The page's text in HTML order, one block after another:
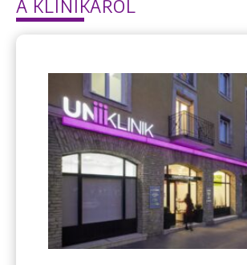
Keresés
A KLINIKÁRÓL